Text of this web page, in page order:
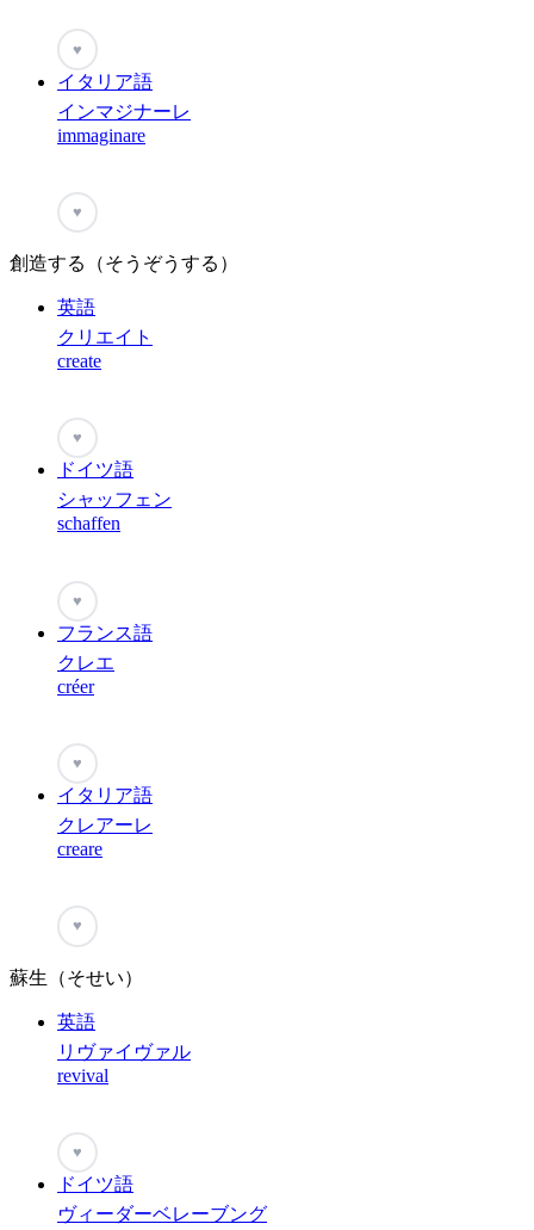
♥
イタリア語
インマジナーレ
immaginare
♥
創造する（そうぞうする）
英語
クリエイト
create
♥
ドイツ語
シャッフェン
schaffen
♥
フランス語
クレエ
créer
♥
イタリア語
クレアーレ
creare
♥
蘇生（そせい）
英語
リヴァイヴァル
revival
♥
ドイツ語
ヴィーダーベレーブング